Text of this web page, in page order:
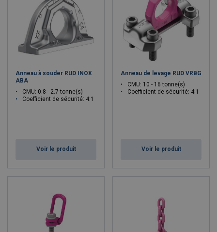
Anneau à souder RUD INOX
ABA
CMU: 0.8 - 2.7 tonne(s)
Coefficient de sécurité: 4:1
Voir le produit
Anneau de levage RUD VRBG
CMU: 10 - 16 tonne(s)
Coefficient de sécurité: 4:1
Voir le produit